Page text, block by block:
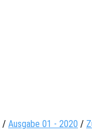
/ Ausgabe 01 - 2020 /